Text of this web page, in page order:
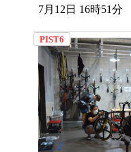
7月12日 16時51分